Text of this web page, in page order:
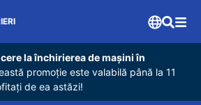
la închirierea de mașini în
promoție este valabilă până la 11
de ea astăzi!